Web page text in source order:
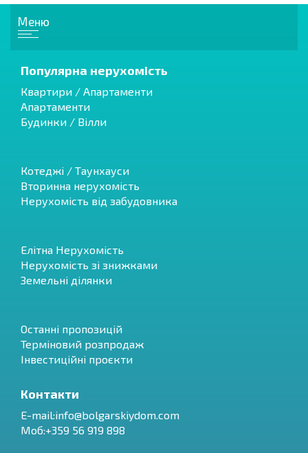
Меню
Популярна нерухомість
Квартири / Апартаменти
Апартаменти
Будинки / Вілли
Котеджі / Таунхауси
Вторинна нерухомість
Нерухомість від забудовника
Елітна Нерухомість
Нерухомість зі знижками
Земельні ділянки
Останні пропозицій
Терміновий розпродаж
Інвестиційні проєкти
Контакти
E-mail:info@bolgarskiydom.com
Моб:+359 56 919 898